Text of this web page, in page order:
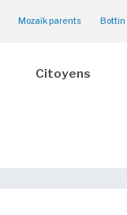
Mozaïk parents Bottin
Citoyens